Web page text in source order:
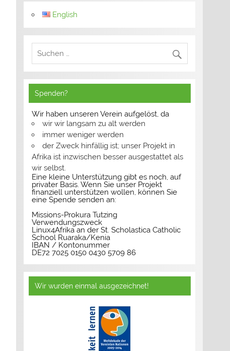
English
Spenden?
Wir haben unseren Verein aufgelöst, da
wir wir langsam zu alt werden
immer weniger werden
der Zweck hinfällig ist; unser Projekt in
Afrika ist inzwischen besser ausgestattet als
wir selbst.
Eine kleine Unterstützung gibt es noch, auf
privater Basis. Wenn Sie unser Projekt
finanziell unterstützen wollen, können Sie
eine Spende senden an:
Missions-Prokura Tutzing
Verwendungszweck
Linux4Afrika an der St. Scholastica Catholic
School Ruaraka/Kenia
IBAN / Kontonummer
DE72 7025 0150 0430 5709 86
Wir wurden einmal ausgezeichnet!